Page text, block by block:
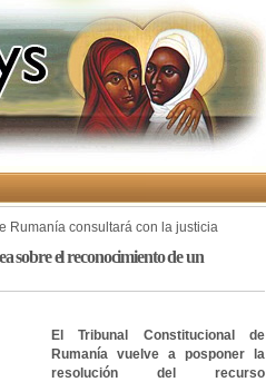
Rumanía consultará con la justicia
sobre el reconocimiento de un
El Tribunal Constitucional de
Rumanía vuelve a posponer la
resolución del recurso